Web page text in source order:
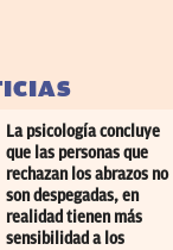
La psicología concluye
que las personas que
rechazan los abrazos no
son despegadas, en
realidad tienen más
sensibilidad a los